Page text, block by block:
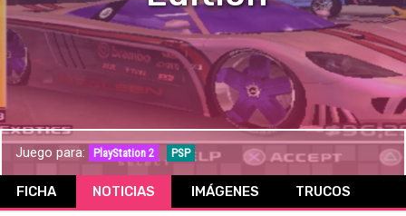
OPINIÓN
REPORTAJES
AVANCES VÍDEOS
TRUCOS OCIO
CINE
TV
CÓMICS
Juego para: PlayStation 2 PSP
FICHA NOTICIAS IMÁGENES TRUCOS